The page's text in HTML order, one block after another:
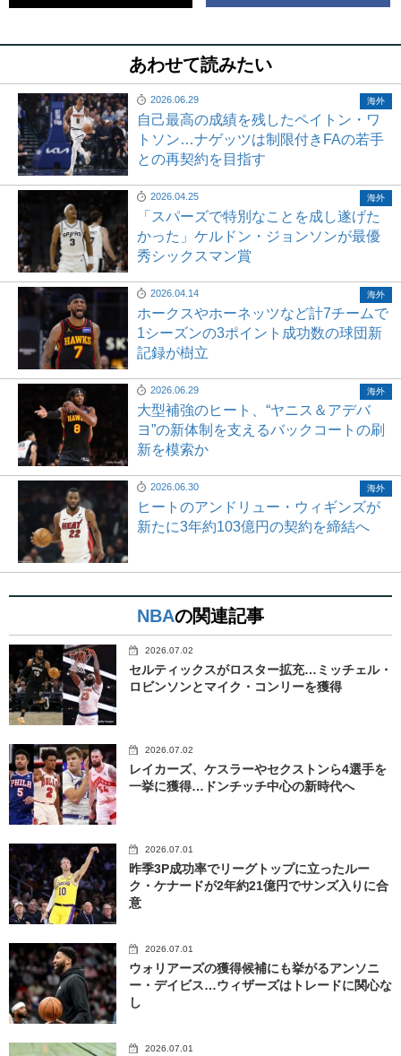
あわせて読みたい
2026.06.29
自己最高の成績を残したペイトン・ワ
トソン…ナゲッツは制限付きFAの若手
との再契約を目指す
海外
2026.04.25
「スパーズで特別なことを成し遂げた
かった」ケルドン・ジョンソンが最優
秀シックスマン賞
海外
2026.04.14
ホークスやホーネッツなど計7チームで
1シーズンの3ポイント成功数の球団新
記録が樹立
海外
2026.06.29
大型補強のヒート、“ヤニス＆アデバ
ヨ”の新体制を支えるバックコートの刷
新を模索か
海外
2026.06.30
ヒートのアンドリュー・ウィギンズが
新たに3年約103億円の契約を締結へ
海外
NBAの関連記事
2026.07.02
セルティックスがロスター拡充…ミッチェル・
ロビンソンとマイク・コンリーを獲得
2026.07.02
レイカーズ、ケスラーやセクストンら4選手を
一挙に獲得…ドンチッチ中心の新時代へ
2026.07.01
昨季3P成功率でリーグトップに立ったルー
ク・ケナードが2年約21億円でサンズ入りに合
意
2026.07.01
ウォリアーズの獲得候補にも挙がるアンソニ
ー・デイビス…ウィザーズはトレードに関心な
し
2026.07.01